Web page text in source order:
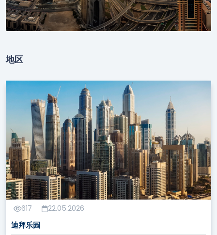
地区
617 22.05.2026
迪拜乐园